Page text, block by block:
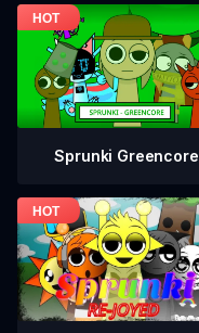
Sprunki Greencore